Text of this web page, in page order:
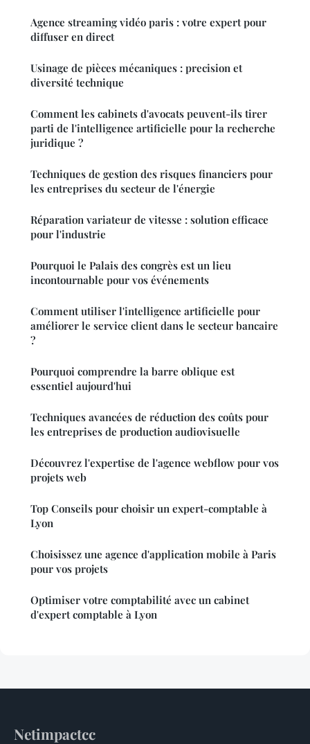
Agence streaming vidéo paris : votre expert pour
diffuser en direct
Usinage de pièces mécaniques : precision et
diversité technique
Comment les cabinets d'avocats peuvent-ils tirer
parti de l'intelligence artificielle pour la recherche
juridique ?
Techniques de gestion des risques financiers pour
les entreprises du secteur de l'énergie
Réparation variateur de vitesse : solution efficace
pour l'industrie
Pourquoi le Palais des congrès est un lieu
incontournable pour vos événements
Comment utiliser l'intelligence artificielle pour
améliorer le service client dans le secteur bancaire
?
Pourquoi comprendre la barre oblique est
essentiel aujourd'hui
Techniques avancées de réduction des coûts pour
les entreprises de production audiovisuelle
Découvrez l'expertise de l'agence webflow pour vos
projets web
Top Conseils pour choisir un expert-comptable à
Lyon
Choisissez une agence d'application mobile à Paris
pour vos projets
Optimiser votre comptabilité avec un cabinet
d'expert comptable à Lyon
Netimpactcc